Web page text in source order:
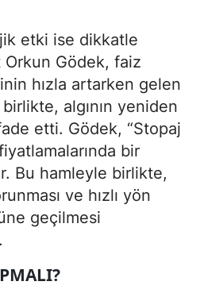
etki ise dikkatle
Gödek, faiz
hızla artarken gelen
algının yeniden
etti. Gödek, “Stopaj
bir
Bu hamleyle birlikte,
ve hızlı yön
geçilmesi